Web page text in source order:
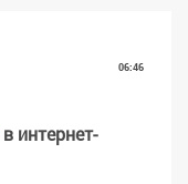
06:46
в интернет-